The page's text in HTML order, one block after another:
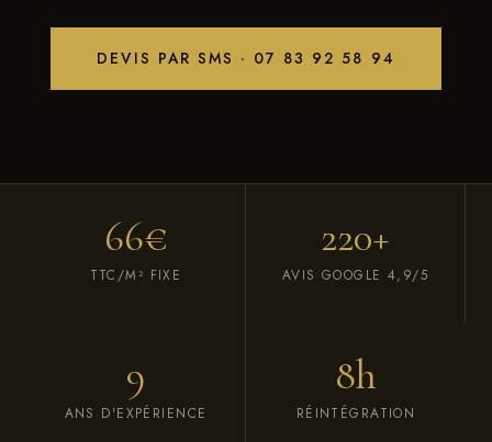
DEVIS PAR SMS · 07 83 92 58 94
66€
TTC/M² FIXE
220+
AVIS GOOGLE 4,9/5
9
ANS D'EXPÉRIENCE
8h
RÉINTÉGRATION